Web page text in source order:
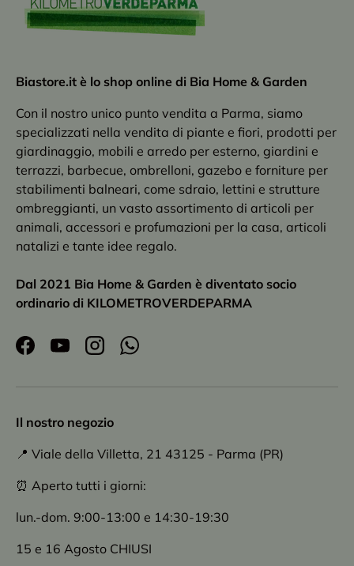
Biastore.it è lo shop online di Bia Home & Garden
Con il nostro unico punto vendita a Parma, siamo
specializzati nella vendita di piante e fiori, prodotti per
giardinaggio, mobili e arredo per esterno, giardini e
terrazzi, barbecue, ombrelloni, gazebo e forniture per
stabilimenti balneari, come sdraio, lettini e strutture
ombreggianti, un vasto assortimento di articoli per
animali, accessori e profumazioni per la casa, articoli
natalizi e tante idee regalo.
Dal 2021 Bia Home & Garden è diventato socio
ordinario di KILOMETROVERDEPARMA
FacebookYouTubeInstagramWhatsApp
Il nostro negozio
📍 Viale della Villetta, 21 43125 - Parma (PR)
⏰ Aperto tutti i giorni:
lun.-dom. 9:00-13:00 e 14:30-19:30
15 e 16 Agosto CHIUSI